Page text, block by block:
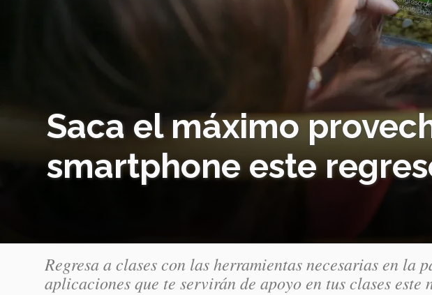
Saca el máximo
smartphone este
Regresa a clases con las herramientas necesarias en la
aplicaciones que te servirán de apoyo en tus clases este